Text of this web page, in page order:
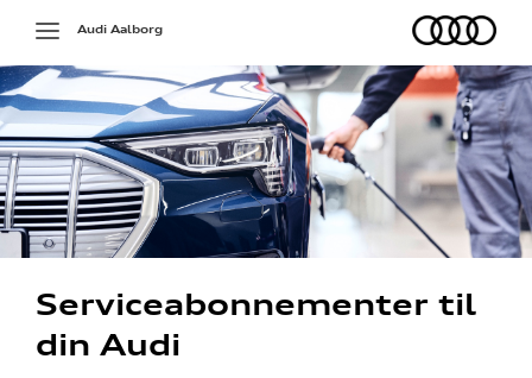
værkstedet
Toggle
navigation
Audi
Audi Aalborg
Serviceabonnementer til
din Audi